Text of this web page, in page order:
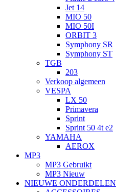
Jet 14
MIO 50
MIO 50I
ORBIT 3
Symphony SR
Symphony ST
TGB
203
Verkoop algemeen
VESPA
LX 50
Primavera
Sprint
Sprint 50 4t e2
YAMAHA
AEROX
MP3
MP3 Gebruikt
MP3 Nieuw
NIEUWE ONDERDELEN